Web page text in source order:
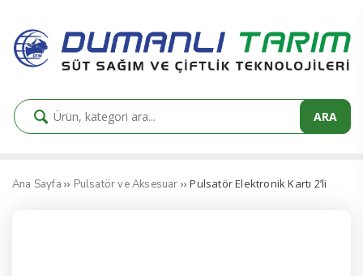
ARA
Ana Sayfa ›› Pulsatör ve Aksesuar ›› Pulsatör Elektronik Kartı 2’li